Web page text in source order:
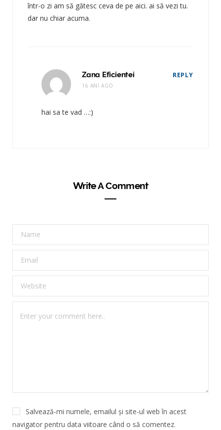
într-o zi am să gătesc ceva de pe aici. ai să vezi tu.
dar nu chiar acuma.
Zana Eficientei
16 ANI AGO
REPLY
hai sa te vad …:)
Write A Comment
Salvează-mi numele, emailul și site-ul web în acest
navigator pentru data viitoare când o să comentez.